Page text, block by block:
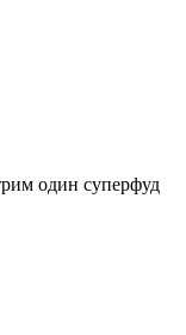
один суперфуд